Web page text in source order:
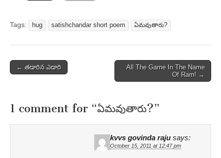
Tags: hug satishchandar short poem ఏమవుతారు?
Post
← తడారిన ఎడారి
All The Game In The Name
Of Ram! →
1 comment for “ఏమవుతారు?”
kvvs govinda raju says:
October 15, 2011 at 12:47 pm